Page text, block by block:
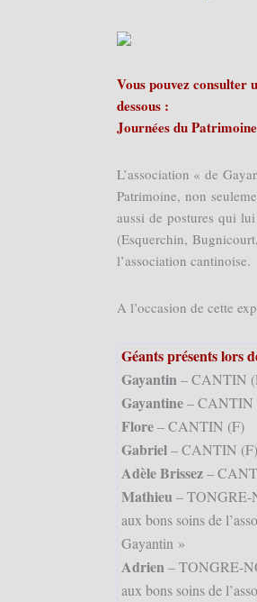
Vous pouvez consulter
dessous :
Journées du
L’association « de
Patrimoine, non
aussi de postures qui
(Esquerchin,
l’association cantinoise.
A l’occasion de cette
Géants présents lors
Gayantin– CANTIN
Gayantine– CANTIN
Flore– CANTIN (F)
Gabriel– CANTIN (F)
Adèle Brissez–
Mathieu– TONGRE-
aux bons soins de
Gayantin »
Adrien– TONGRE-
aux bons soins de